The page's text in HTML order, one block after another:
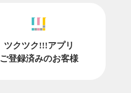
ツクツク!!!アプリ
ご登録済みのお客様